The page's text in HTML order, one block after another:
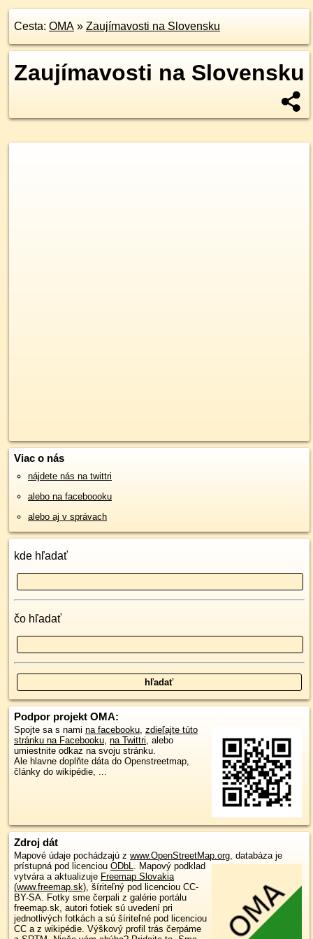
Cesta: OMA » Zaujímavosti na Slovensku
Zaujímavosti na Slovensku
Viac o nás
nájdete nás na twittri
alebo na faceboooku
alebo aj v správach
kde hľadať
čo hľadať
Podpor projekt OMA:
Spojte sa s nami na facebooku, zdieľajte túto
stránku na Facebooku, na Twittri, alebo
umiestnite odkaz na svoju stránku.
Ale hlavne doplňte dáta do Openstreetmap,
články do wikipédie, ...
Zdroj dát
Mapové údaje pochádzajú z www.OpenStreetMap.org, databáza je
prístupná pod licenciou ODbL. Mapový podklad
vytvára a aktualizuje Freemap Slovakia
(www.freemap.sk), šíriteľný pod licenciou CC-
BY-SA. Fotky sme čerpali z galérie portálu
freemap.sk, autori fotiek sú uvedení pri
jednotlivých fotkách a sú šíriteľné pod licenciou
CC a z wikipédie. Výškový profil trás čerpáme